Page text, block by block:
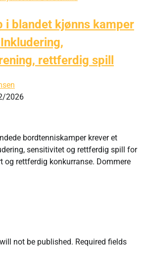
i blandet kjønns kamper
rettferdig spill
2026
bordtenniskamper krever et
sensitivitet og rettferdig spill for
og rettferdig konkurranse. Dommere
not be published. Required fields